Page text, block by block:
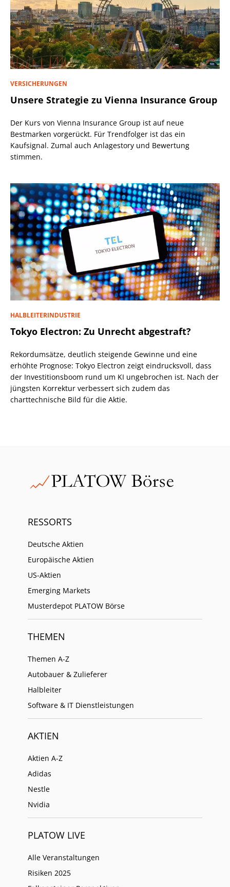
VERSICHERUNGEN
Unsere Strategie zu Vienna Insurance Group
Der Kurs von Vienna Insurance Group ist auf neue
Bestmarken vorgerückt. Für Trendfolger ist das ein
Kaufsignal. Zumal auch Anlagestory und Bewertung
stimmen.
HALBLEITERINDUSTRIE
Tokyo Electron: Zu Unrecht abgestraft?
Rekordumsätze, deutlich steigende Gewinne und eine
erhöhte Prognose: Tokyo Electron zeigt eindrucksvoll, dass
der Investitionsboom rund um KI ungebrochen ist. Nach der
jüngsten Korrektur verbessert sich zudem das
charttechnische Bild für die Aktie.
RESSORTS
Deutsche Aktien
Europäische Aktien
US-Aktien
Emerging Markets
Musterdepot PLATOW Börse
THEMEN
Themen A-Z
Autobauer & Zulieferer
Halbleiter
Software & IT Dienstleistungen
AKTIEN
Aktien A-Z
Adidas
Nestle
Nvidia
PLATOW LIVE
Alle Veranstaltungen
Risiken 2025